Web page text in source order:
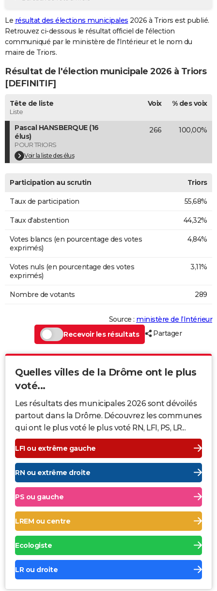
GUIDES D'ACHAT
BONS PLANS
CARTE DE VOEUX
Carte de Noël
Carte Bonne année
Carte Saint-Valentin
Carte Pâques
Carte d'anniversaire
DICTIONNAIRE
Dictionnaire
Biographies
Citations
Expressions
Proverbes
PROGRAMME TV
COPAINS D'AVANT
S'inscrire
Se connecter
Lycées
Collèges
Primaires
Universités
Entreprises
Service militaire
Avis de recherche
AVIS DE DÉCÈS
Bricolage
Lifestyle
Culture
Sport
Auto
Television
Voyage
Cinema
Le résultat des élections municipales 2026 à Triors est publié.
Retrouvez ci-dessous le résultat officiel de l'élection
communiqué par le ministère de l'Intérieur et le nom du
maire de Triors.
Résultat de l'élection municipale 2026 à Triors
[DEFINITIF]
Tête de liste
Liste
Voix % des voix
Pascal HANSBERQUE (16
élus)
POUR TRIORS
Voir la liste des élus
266 100,00%
Participation au scrutin Triors
Taux de participation 55,68%
Taux d'abstention 44,32%
Votes blancs (en pourcentage des votes
exprimés)
4,84%
Votes nuls (en pourcentage des votes
exprimés)
3,11%
Nombre de votants 289
Source : ministère de l’Intérieur
Recevoir les résultats
Partager
Quelles villes de la Drôme ont le plus
voté...
Les résultats des municipales 2026 sont dévoilés
partout dans la Drôme. Découvrez les communes
qui ont le plus voté le plus voté RN, LFI, PS, LR...
LFI ou extrême gauche
RN ou extrême droite
PS ou gauche
LREM ou centre
Ecologiste
LR ou droite